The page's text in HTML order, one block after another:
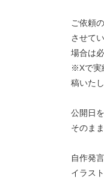
ご依頼
させて
場合は
※Xで実
稿いたし
公開日
そのま
自作発
イラス